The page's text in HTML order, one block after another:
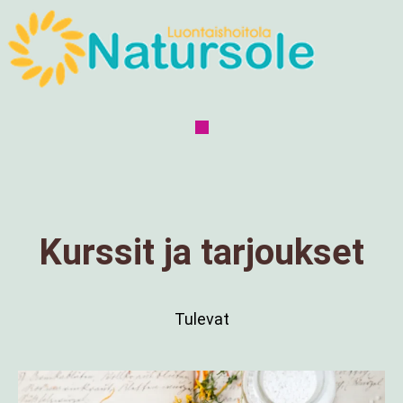
Kurssit ja tarjoukset
Tulevat